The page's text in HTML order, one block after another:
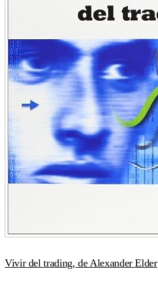
Vivir del trading, de Alexander Elder